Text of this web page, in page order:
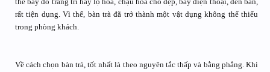
rất tiện dụng. Vì thế, bàn trà đã trở thành một vật dụng không thể thiếu
trong phòng khách.
Về cách chọn bàn trà, tốt nhất là theo nguyên tắc thấp và bằng phẳng. Khi